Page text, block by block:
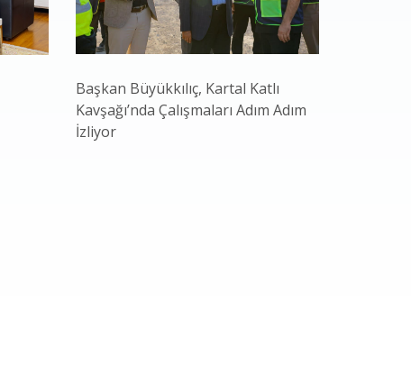
Başkan Büyükkılıç, Kartal Katlı
Kavşağı’nda Çalışmaları Adım Adım
İzliyor